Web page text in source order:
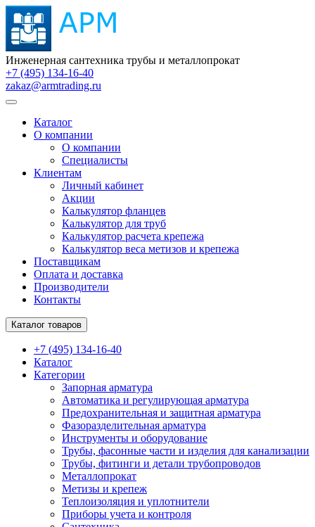
Инженерная сантехника трубы и металлопрокат
+7 (495) 134-16-40
zakaz@armtrading.ru
Каталог
О компании
О компании
Специалисты
Клиентам
Личный кабинет
Акции
Калькулятор фланцев
Калькулятор для труб
Калькулятор расчета крепежа
Калькулятор веса метизов и крепежа
Поставщикам
Оплата и доставка
Производители
Контакты
Каталог товаров
+7 (495) 134-16-40
Каталог
Категории
Запорная арматура
Автоматика и регулирующая арматура
Предохранительная и защитная арматура
Фазоразделительная арматура
Инструменты и оборудование
Трубы, фасонные части и изделия для канализации
Трубы, фитинги и детали трубопроводов
Металлопрокат
Метизы и крепеж
Теплоизоляция и уплотнители
Приборы учета и контроля